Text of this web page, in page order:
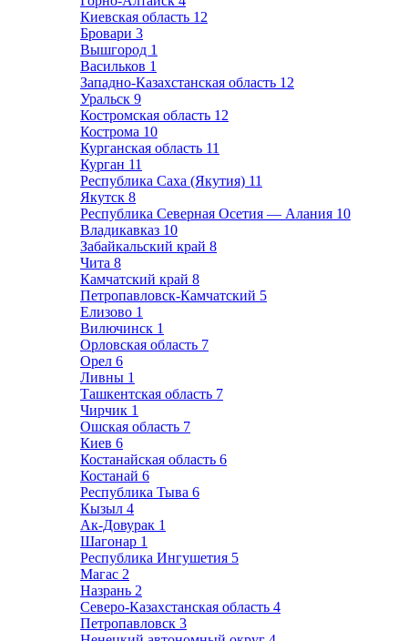
Киевская область 12
Бровари 3
Вышгород 1
Васильков 1
Западно-Казахстанская область 12
Уральск 9
Костромская область 12
Кострома 10
Курганская область 11
Курган 11
Республика Саха (Якутия) 11
Якутск 8
Республика Северная Осетия — Алания 10
Владикавказ 10
Забайкальский край 8
Чита 8
Камчатский край 8
Петропавловск-Камчатский 5
Елизово 1
Вилючинск 1
Орловская область 7
Орел 6
Ливны 1
Ташкентская область 7
Чирчик 1
Ошская область 7
Киев 6
Костанайская область 6
Костанай 6
Республика Тыва 6
Кызыл 4
Ак-Довурак 1
Шагонар 1
Республика Ингушетия 5
Магас 2
Назрань 2
Северо-Казахстанская область 4
Петропавловск 3